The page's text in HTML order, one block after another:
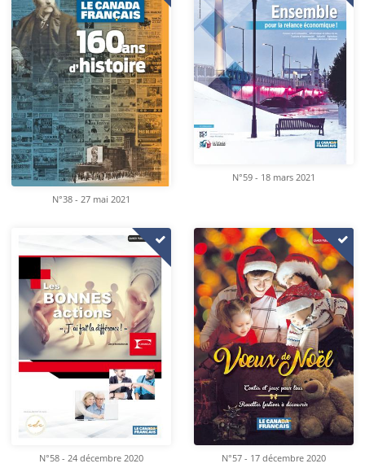
N°38 - 27 mai 2021
N°59 - 18 mars 2021
N°58 - 24 décembre 2020 N°57 - 17 décembre 2020